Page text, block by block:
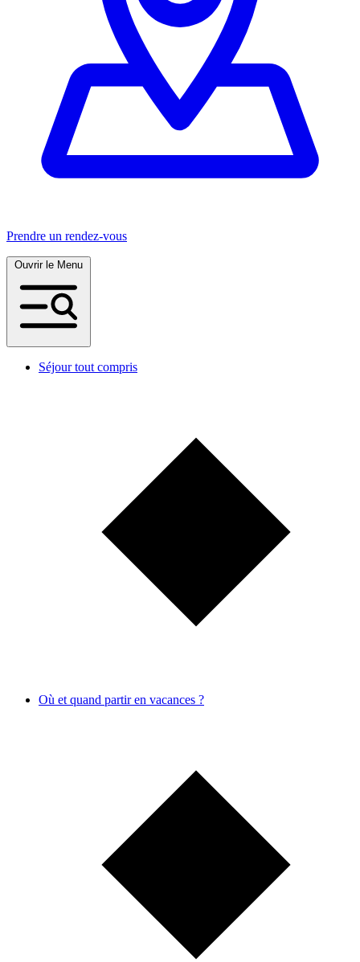
Prendre un rendez-vous
Séjour tout compris
Où et quand partir en vacances ?